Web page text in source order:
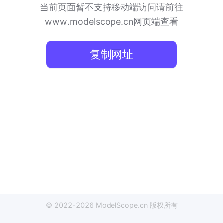
当前页面暂不支持移动端访问请前往
www.modelscope.cn网页端查看
复制网址
© 2022-2026 ModelScope.cn 版权所有